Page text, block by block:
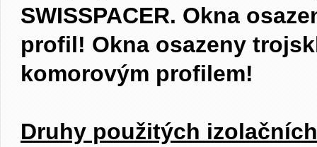
SWISSPACER. Okna
profil! Okna osazeny
komorovým profilem!
Druhy použitých